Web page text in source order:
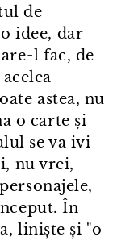
de
idee, dar
⁠l fac, de
astea, nu
o carte și
se va ivi
nu vrei,
În
liniște și "o